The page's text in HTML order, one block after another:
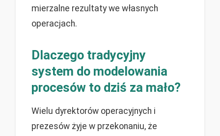
mierzalne rezultaty we własnych
operacjach.
Dlaczego tradycyjny
system do modelowania
procesów to dziś za mało?
Wielu dyrektorów operacyjnych i
prezesów żyje w przekonaniu, że